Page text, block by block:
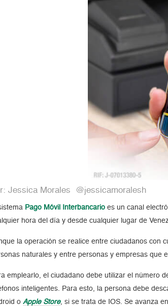
Jessica Morales @jessicamoralesh
Pago Móvil Interbancario es un canal
hora del día y desde cualquier lugar de
la operación se realice entre ciudadanos con
naturales y entre personas y empresas que
emplearlo, el ciudadano debe utilizar el número
inteligentes. Para esto, la persona debe
oApple Store, si se trata de IOS. Se avanza